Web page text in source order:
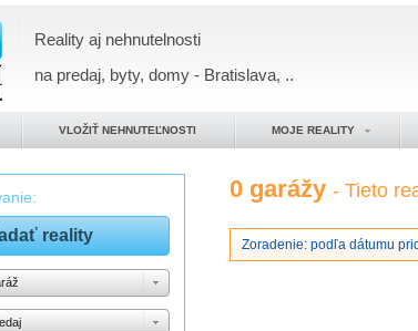
Reality aj nehnutelnosti
na predaj, byty, domy - Bratislava, ..
VLOŽIŤ NEHNUTEĽNOSTI MOJE REALITY
0 garážy- Tieto
Zoradenie: podľa dátumu